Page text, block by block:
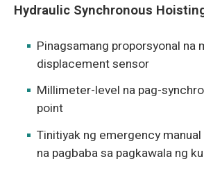
Hydraulic Synchronous
Pinagsamang proporsyonal na
displacement sensor
Millimeter-level na pag-
point
Tinitiyak ng emergency
na pagbaba sa pagkawala ng